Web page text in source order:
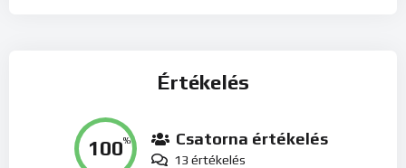
Értékelés
100% Csatorna értékelés
13 értékelés